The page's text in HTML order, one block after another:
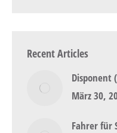
Recent Articles
März 30,
Fahrer für